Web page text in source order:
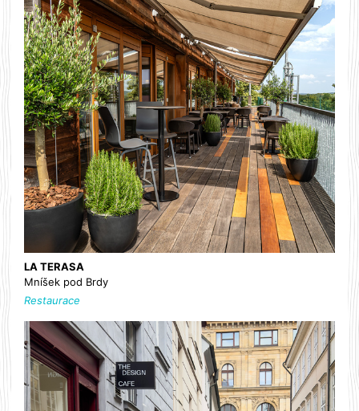
LA TERASA
Mníšek pod Brdy
Restaurace